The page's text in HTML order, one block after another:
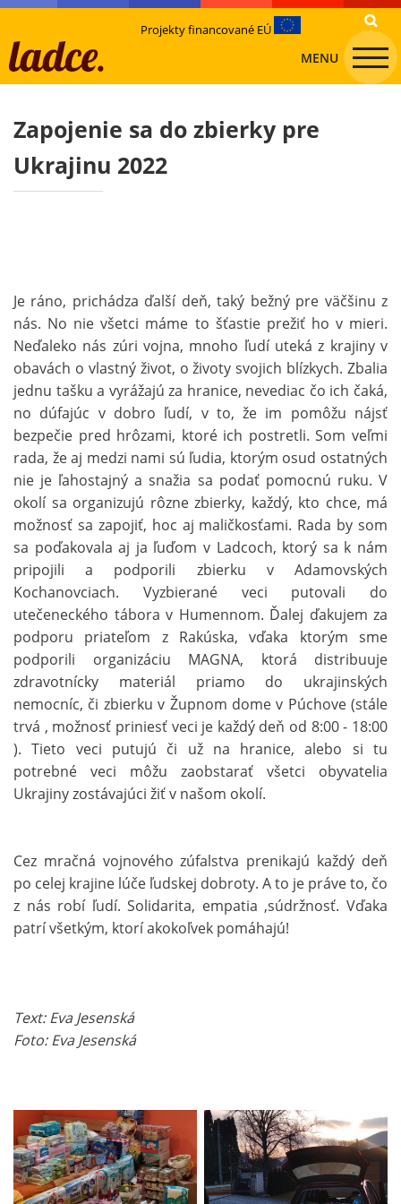
Projekty financované EÚ
MENU
Zapojenie sa do zbierky pre
Ukrajinu 2022
Je ráno, prichádza ďalší deň, taký bežný pre väčšinu z
nás. No nie všetci máme to šťastie prežiť ho v mieri.
Neďaleko nás zúri vojna, mnoho ľudí uteká z krajiny v
obavách o vlastný život, o životy svojich blízkych. Zbalia
jednu tašku a vyrážajú za hranice, nevediac čo ich čaká,
no dúfajúc v dobro ľudí, v to, že im pomôžu nájsť
bezpečie pred hrôzami, ktoré ich postretli. Som veľmi
rada, že aj medzi nami sú ľudia, ktorým osud ostatných
nie je ľahostajný a snažia sa podať pomocnú ruku. V
okolí sa organizujú rôzne zbierky, každý, kto chce, má
možnosť sa zapojiť, hoc aj maličkosťami. Rada by som
sa poďakovala aj ja ľuďom v Ladcoch, ktorý sa k nám
pripojili a podporili zbierku v Adamovských
Kochanovciach. Vyzbierané veci putovali do
utečeneckého tábora v Humennom. Ďalej ďakujem za
podporu priateľom z Rakúska, vďaka ktorým sme
podporili organizáciu MAGNA, ktorá distribuuje
zdravotnícky materiál priamo do ukrajinských
nemocníc, či zbierku v Župnom dome v Púchove (stále
trvá , možnosť priniesť veci je každý deň od 8:00 - 18:00
). Tieto veci putujú či už na hranice, alebo si tu
potrebné veci môžu zaobstarať všetci obyvatelia
Ukrajiny zostávajúci žiť v našom okolí.
Cez mračná vojnového zúfalstva prenikajú každý deň
po celej krajine lúče ľudskej dobroty. A to je práve to, čo
z nás robí ľudí. Solidarita, empatia ,súdržnosť. Vďaka
patrí všetkým, ktorí akokoľvek pomáhajú!
Text: Eva Jesenská
Foto: Eva Jesenská